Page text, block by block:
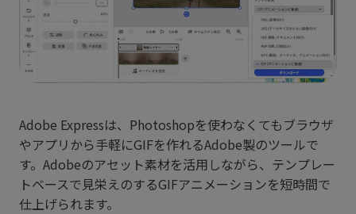
Adobe Expressは、Photoshopを使わなくてもブラウザ
やアプリから手軽にGIFを作れるAdobe製のツールで
す。Adobeのアセット素材を活用しながら、テンプレー
トベースで見栄えのするGIFアニメーションを短時間で
仕上げられます。